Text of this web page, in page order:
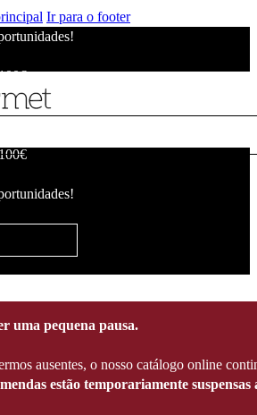
Ir para o footer
uma pequena pausa.
ausentes, o nosso catálogo online
estão temporariamente suspensas